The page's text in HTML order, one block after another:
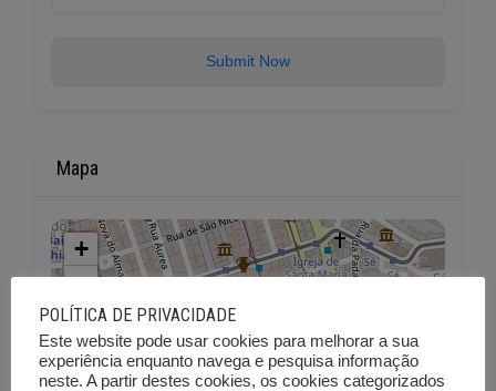
Submit Now
Mapa
+
−
POLÍTICA DE PRIVACIDADE
Este website pode usar cookies para melhorar a sua
experiência enquanto navega e pesquisa informação
neste. A partir destes cookies, os cookies categorizados